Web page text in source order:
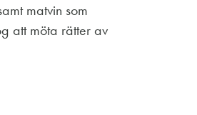
matvin som
att möta rätter av